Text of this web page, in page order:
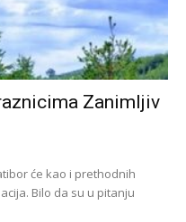
Zanimljiv
će kao i prethodnih
Bilo da su u pitanju